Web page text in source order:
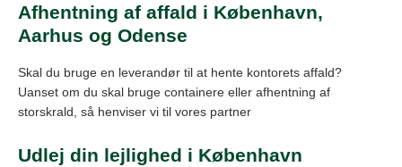
Afhentning af affald i København,
Aarhus og Odense
Skal du bruge en leverandør til at hente kontorets affald?
Uanset om du skal bruge containere eller afhentning af
storskrald, så henviser vi til vores partner
Udlej din lejlighed i København